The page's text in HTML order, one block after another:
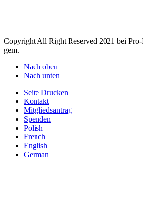
Copyright All Right Reserved 2021 bei
gem.
Nach oben
Nach unten
Seite Drucken
Kontakt
Mitgliedsantrag
Spenden
Polish
French
English
German